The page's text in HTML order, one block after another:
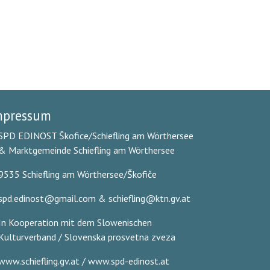
EDINOST Škofice/Schiefling am Wörthersee
Marktgemeinde Schiefling am Wörthersee
Schiefling am Wörthersee/Škofiče
& schiefling@ktn.gv.at
Kooperation mit dem Slowenischen
/ Slovenska prosvetna zveza
/ www.spd-edinost.at